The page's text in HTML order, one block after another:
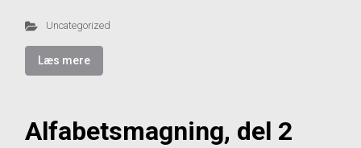
Uncategorized
Læs mere
Alfabetsmagning, del 2